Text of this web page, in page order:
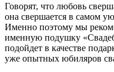
Говорят, что любовь
она свершается в самом
Именно поэтому мы
именную подушку
подойдет в качестве
уже опытных юбиляров